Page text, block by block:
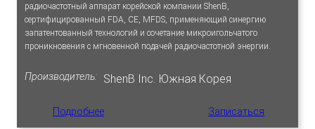
радиочастотный аппарат корейской компании ShenB,
сертифицированный FDA, CE, MFDS, применяющий синергию
запатентованный технологий и сочетание микроигольчатого
проникновения с мгновенной подачей радиочастотной энергии.
Производитель: ShenB Inc. Южная Корея
Подробнее Записаться